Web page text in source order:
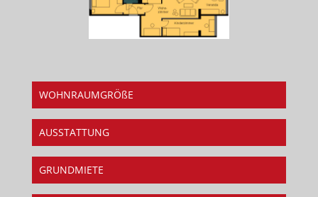
WOHNRAUMGRÖßE
AUSSTATTUNG
GRUNDMIETE